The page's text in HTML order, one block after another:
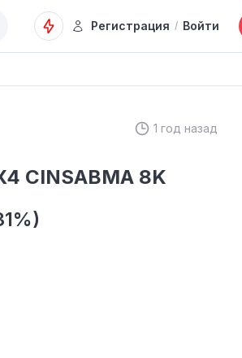
Регистрация / Войти
1 год назад
CINSABMA 8K